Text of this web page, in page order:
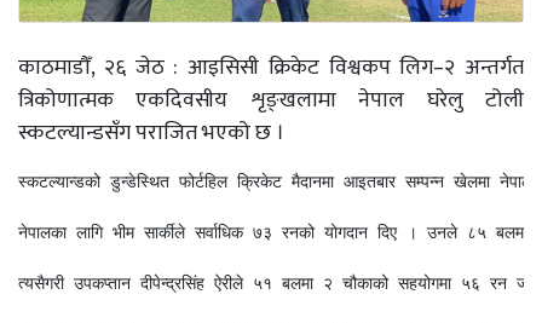
काठमाडौँ, २६ जेठ : आइसिसी क्रिकेट विश्वकप लिग–२ अन्तर्गत
त्रिकोणात्मक एकदिवसीय शृङ्खलामा नेपाल घरेलु टोली
स्कटल्यान्डसँग पराजित भएको छ ।
स्कटल्यान्डको डुन्डेस्थित फोर्टहिल क्रिकेट मैदानमा आइतबार सम्पन्न खेलमा
नेपालका लागि भीम सार्कीले सर्वाधिक ७३ रनको योगदान दिए । उनले ८५
त्यसैगरी उपकप्तान दीपेन्द्रसिंह ऐरीले ५१ बलमा २ चौकाको सहयोगमा ५६